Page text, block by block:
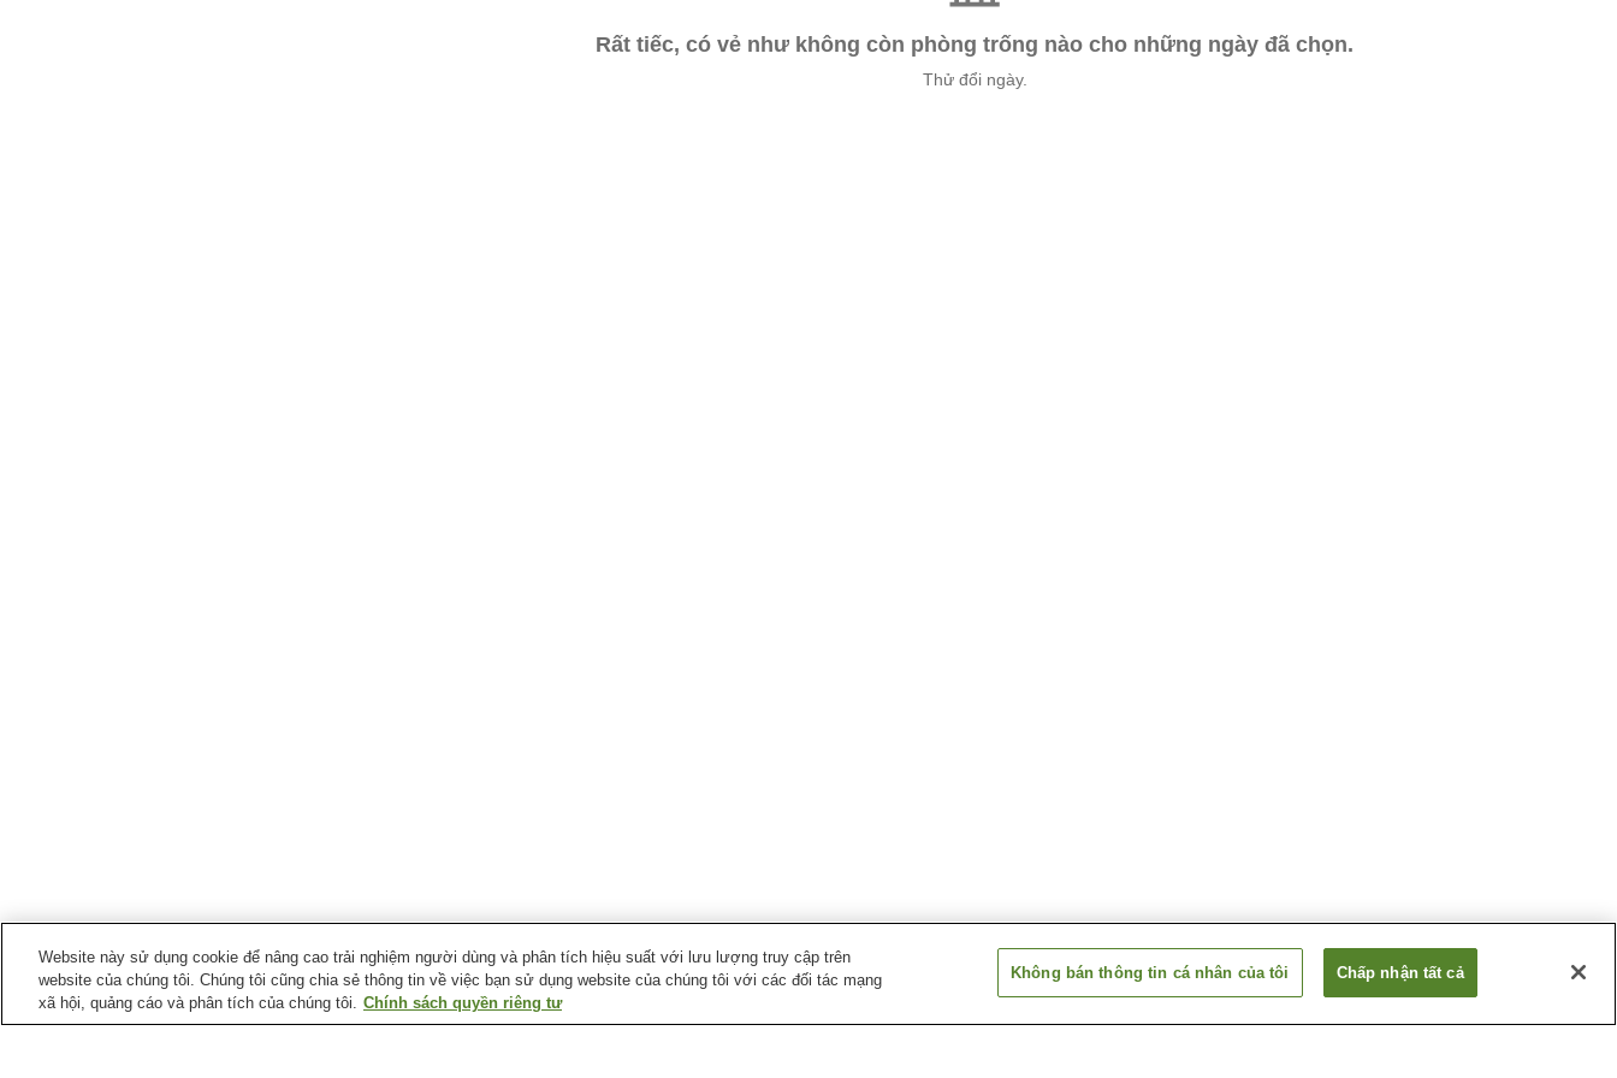
Rất tiếc, có vẻ như không còn phòng trống nào cho những ngày đã chọn.
Thử đổi ngày.
Ga xe lửa tại Thị trấn Yosano
Website này sử dụng cookie để nâng cao trải nghiệm người dùng và phân tích hiệu suất với lưu lượng truy cập trên
website của chúng tôi. Chúng tôi cũng chia sẻ thông tin về việc bạn sử dụng website của chúng tôi với các đối tác mạng
xã hội, quảng cáo và phân tích của chúng tôi. Chính sách quyền riêng tư
Không bán thông tin cá nhân của tôi Chấp nhận tất cả